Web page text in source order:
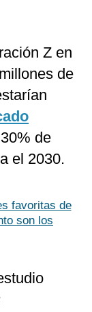
Z en
de
de
el 2030.
favoritas de
son los